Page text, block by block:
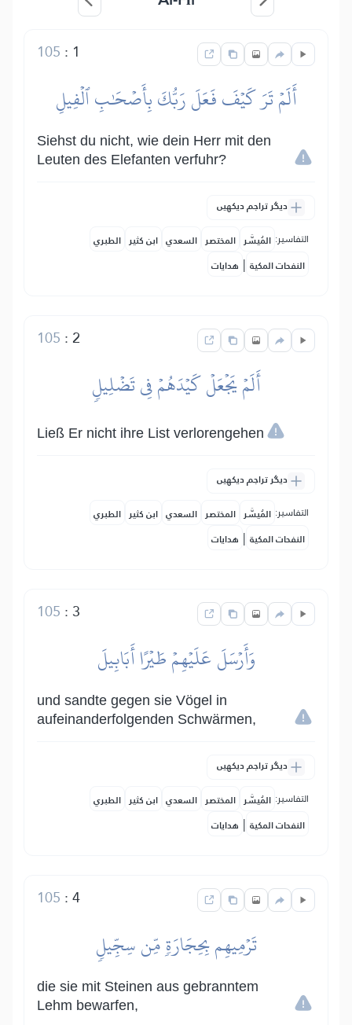
1
:
105
أَلَمۡ تَرَ كَيۡفَ فَعَلَ رَبُّكَ بِأَصۡحَٰبِ ٱلۡفِيلِ
Siehst du nicht, wie dein Herr mit den
Leuten des Elefanten verfuhr?
دیگر تراجم دیکھیں
التفاسير: المُيسَّر المختصر السعدي ابن كثير الطبري
النفحات المكية | هدايات
2
:
105
أَلَمۡ يَجۡعَلۡ كَيۡدَهُمۡ فِي تَضۡلِيلٖ
Ließ Er nicht ihre List verlorengehen
دیگر تراجم دیکھیں
التفاسير: المُيسَّر المختصر السعدي ابن كثير الطبري
النفحات المكية | هدايات
3
:
105
وَأَرۡسَلَ عَلَيۡهِمۡ طَيۡرًا أَبَابِيلَ
und sandte gegen sie Vögel in
aufeinanderfolgenden Schwärmen,
دیگر تراجم دیکھیں
التفاسير: المُيسَّر المختصر السعدي ابن كثير الطبري
النفحات المكية | هدايات
4
:
105
تَرۡمِيهِم بِحِجَارَةٖ مِّن سِجِّيلٖ
die sie mit Steinen aus gebranntem
Lehm bewarfen,